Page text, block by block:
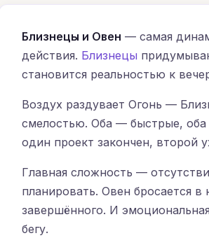
Близнецы и Овен — самая
действия. Близнецы
становится реальностью к
Воздух раздувает Огонь —
смелостью. Оба — быстрые, оба
один проект закончен, второй
Главная сложность —
планировать. Овен бросается
завершённого. И
бегу.